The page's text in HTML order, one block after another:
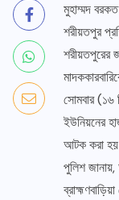
মুহাম্মদ
শরীয়তপুর
শরীয়তপুরের
সোমবার (১৬
ইউনিয়নের
আটক করা
পুলিশ